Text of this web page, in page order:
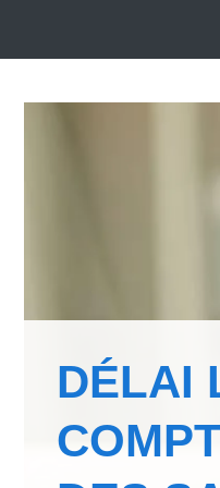
DÉLAI